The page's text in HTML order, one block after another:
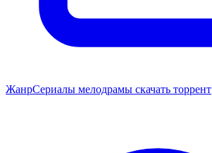
ЖанрСериалы мелодрамы скачать торрент